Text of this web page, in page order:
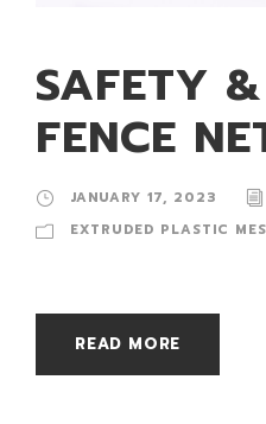
SAFETY
FENCE
JANUARY 17, 2023
EXTRUDED PLASTIC
READ MORE